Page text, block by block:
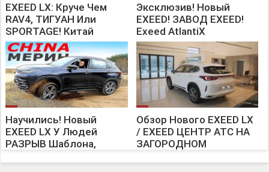
EXEED LX: Круче Чем
RAV4, ТИГУАН Или
SPORTAGE! Китай
Окончательно Захватил
Рынок Автомобилей!
Эксклюзив! Новый
EXEED! ЗАВОД EXEED!
Exeed AtlantiX
Научились! Новый
EXEED LX У Людей
РАЗРЫВ Шаблона,
Обзор Нового EXEED LX
/ EXEED ЦЕНТР АТС НА
ЗАГОРОДНОМ